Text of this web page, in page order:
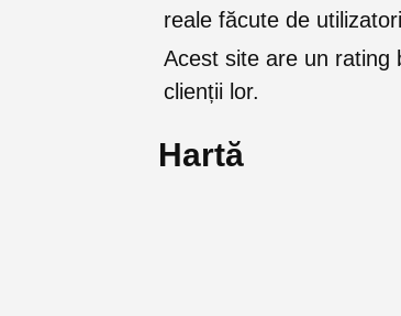
reale făcute de
Acest site are un rating
clienții lor.
Hartă